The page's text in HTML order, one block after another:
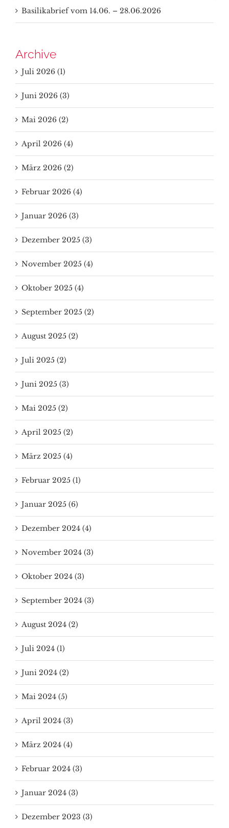
Basilikabrief vom 14.06. – 28.06.2026
Archive
Juli 2026 (1)
Juni 2026 (3)
Mai 2026 (2)
April 2026 (4)
März 2026 (2)
Februar 2026 (4)
Januar 2026 (3)
Dezember 2025 (3)
November 2025 (4)
Oktober 2025 (4)
September 2025 (2)
August 2025 (2)
Juli 2025 (2)
Juni 2025 (3)
Mai 2025 (2)
April 2025 (2)
März 2025 (4)
Februar 2025 (1)
Januar 2025 (6)
Dezember 2024 (4)
November 2024 (3)
Oktober 2024 (3)
September 2024 (3)
August 2024 (2)
Juli 2024 (1)
Juni 2024 (2)
Mai 2024 (5)
April 2024 (3)
März 2024 (4)
Februar 2024 (3)
Januar 2024 (3)
Dezember 2023 (3)